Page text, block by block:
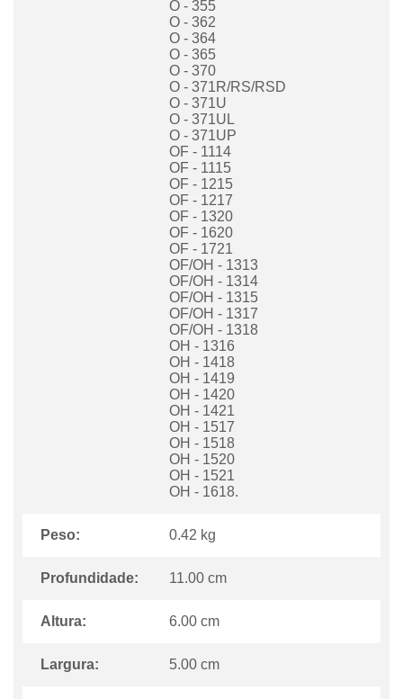
O - 355
O - 362
O - 364
O - 365
O - 370
O - 371R/RS/RSD
O - 371U
O - 371UL
O - 371UP
OF - 1114
OF - 1115
OF - 1215
OF - 1217
OF - 1320
OF - 1620
OF - 1721
OF/OH - 1313
OF/OH - 1314
OF/OH - 1315
OF/OH - 1317
OF/OH - 1318
OH - 1316
OH - 1418
OH - 1419
OH - 1420
OH - 1421
OH - 1517
OH - 1518
OH - 1520
OH - 1521
OH - 1618.
Peso: 0.42 kg
Profundidade: 11.00 cm
Altura: 6.00 cm
Largura: 5.00 cm